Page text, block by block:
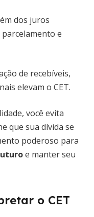
dos juros
e
de recebíveis,
elevam o CET.
você evita
que sua dívida se
poderoso para
e manter seu
o CET